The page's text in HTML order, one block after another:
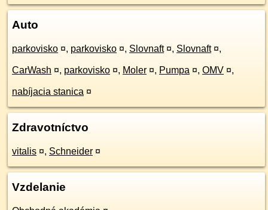
Auto
parkovisko ¤, parkovisko ¤, Slovnaft ¤, Slovnaft ¤,
CarWash ¤, parkovisko ¤, Moler ¤, Pumpa ¤, OMV ¤,
nabíjacia stanica ¤
Zdravotníctvo
vitalis ¤, Schneider ¤
Vzdelanie